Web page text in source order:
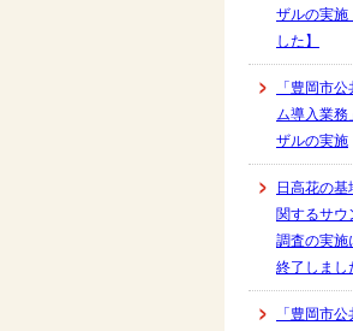
ザルの実施
した】
「豊岡市
ム導入業務
ザルの実施
日高花の
関するサウ
調査の実施
終了しまし
「豊岡市